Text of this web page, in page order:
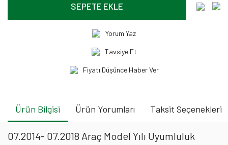
SEPETE EKLE
Yorum Yaz
Tavsiye Et
Fiyatı Düşünce Haber Ver
Ürün Bilgisi Ürün Yorumları Taksit Seçenekleri
07.2014- 07.2018 Araç Model Yılı Uyumluluk